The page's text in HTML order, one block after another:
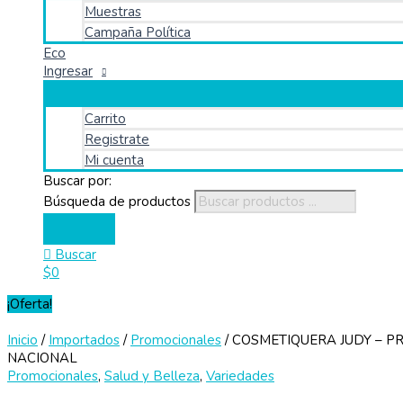
Muestras
Campaña Política
Eco
Ingresar
Carrito
Registrate
Mi cuenta
Buscar por:
Búsqueda de productos
Buscar
$0
¡Oferta!
Inicio / Importados/ Promocionales/ COSMETIQUERA JUDY –
NACIONAL
Promocionales, Salud y Belleza, Variedades